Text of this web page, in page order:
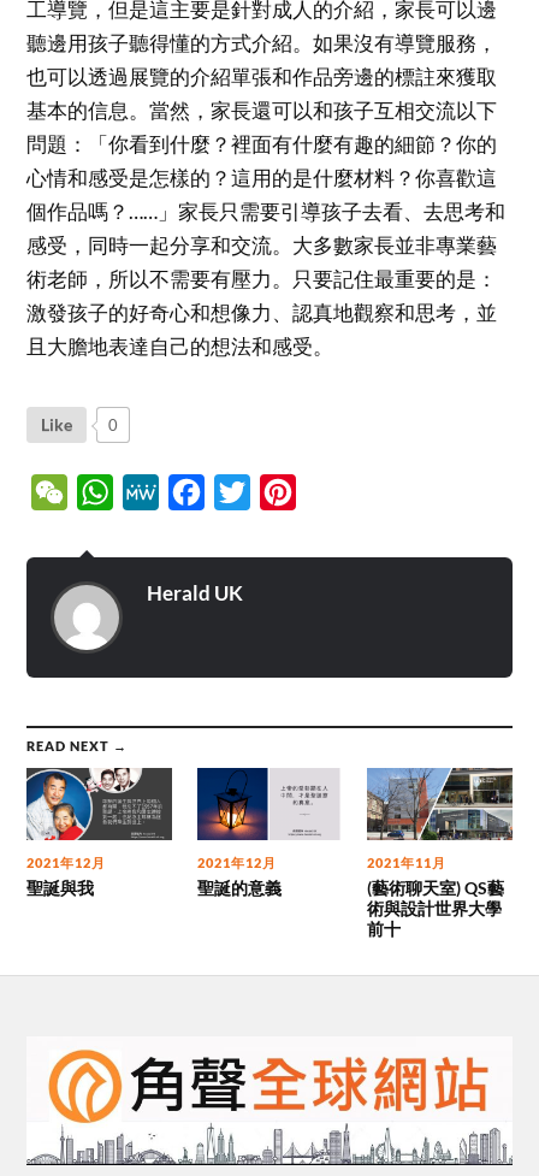
工導覽，但是這主要是針對成人的介紹，家長可以邊
聽邊用孩子聽得懂的方式介紹。如果沒有導覽服務，
也可以透過展覽的介紹單張和作品旁邊的標註來獲取
基本的信息。當然，家長還可以和孩子互相交流以下
問題：「你看到什麼？裡面有什麼有趣的細節？你的
心情和感受是怎樣的？這用的是什麼材料？你喜歡這
個作品嗎？……」家長只需要引導孩子去看、去思考和
感受，同時一起分享和交流。大多數家長並非專業藝
術老師，所以不需要有壓力。只要記住最重要的是：
激發孩子的好奇心和想像力、認真地觀察和思考，並
且大膽地表達自己的想法和感受。
Like 0
WeChatWhatsApp
MeWe Facebook
Twitter
Herald UK
READ NEXT →
2021年12月
聖誕與我
2021年12月
聖誕的意義
2021年11月
(藝術聊天室) QS藝
術與設計世界大學
前十